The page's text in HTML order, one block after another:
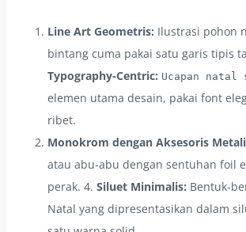
Line Art Geometris: Ilustrasi pohon
bintang cuma pakai satu garis tipis
Typography-Centric: Ucapan natal
elemen utama desain, pakai font
ribet.
Monokrom dengan Aksesoris
atau abu-abu dengan sentuhan foil
perak. 4. Siluet Minimalis: Bentuk-
Natal yang dipresentasikan dalam